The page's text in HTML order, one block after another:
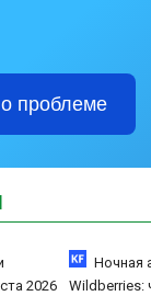
проблеме
2026
Ночная
Wildberries: